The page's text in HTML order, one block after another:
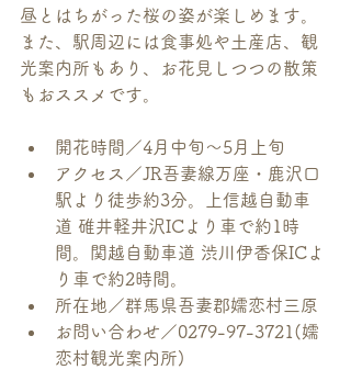
昼とはちがった桜の姿が楽しめます。
また、駅周辺には食事処や土産店、観
光案内所もあり、お花見しつつの散策
もおススメです。
開花時間／4月中旬～5月上旬
アクセス／JR吾妻線万座・鹿沢口
駅より徒歩約3分。上信越自動車
道 碓井軽井沢ICより車で約1時
間。関越自動車道 渋川伊香保ICよ
り車で約2時間。
所在地／群馬県吾妻郡嬬恋村三原
お問い合わせ／0279-97-3721(嬬
恋村観光案内所)